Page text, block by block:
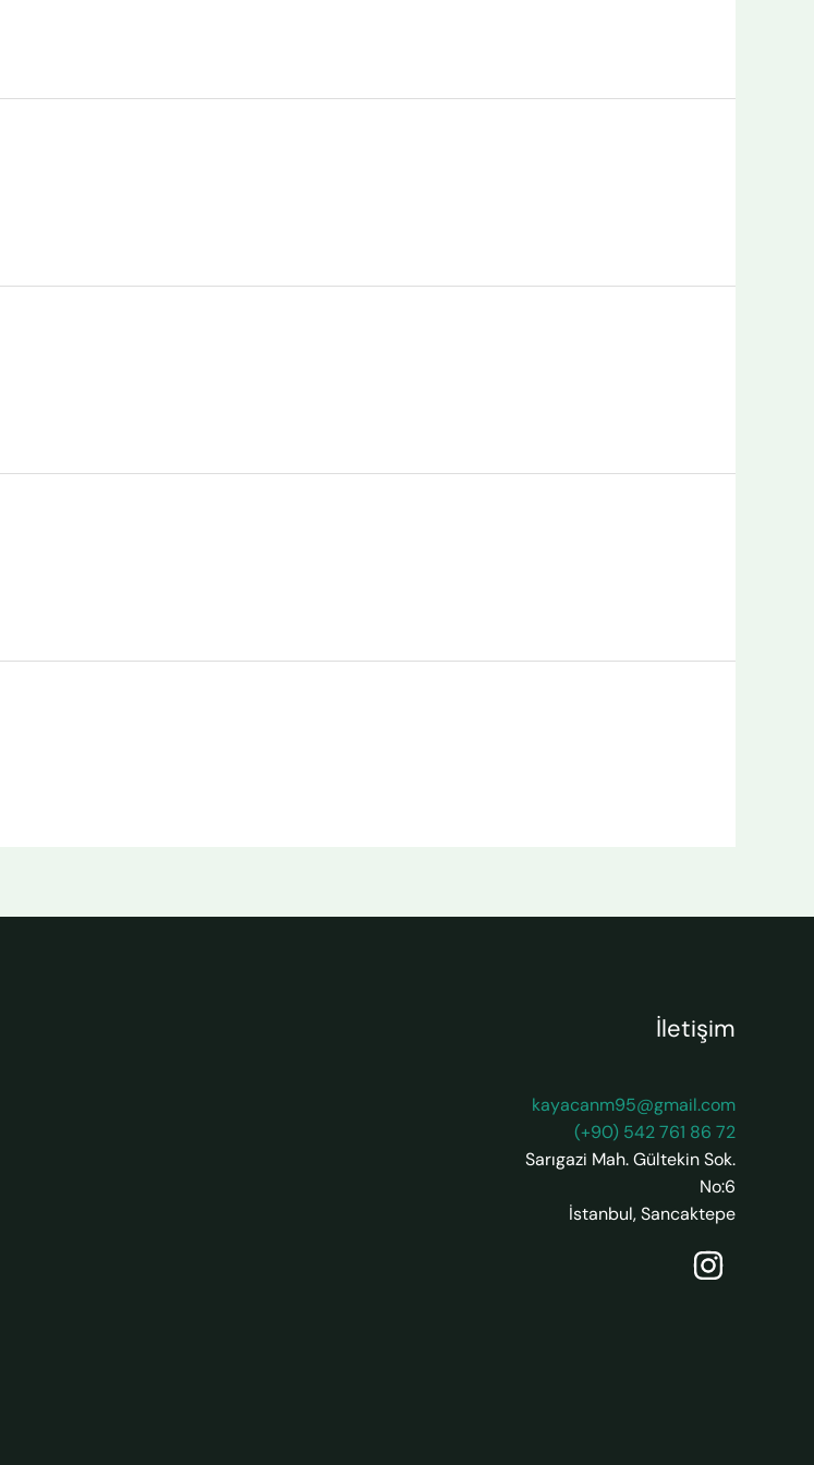
İletişim
kayacanm95@gmail.com
(+90) 542 761 86 72
Sarıgazi Mah. Gültekin Sok.
No:6
İstanbul,Sancaktepe